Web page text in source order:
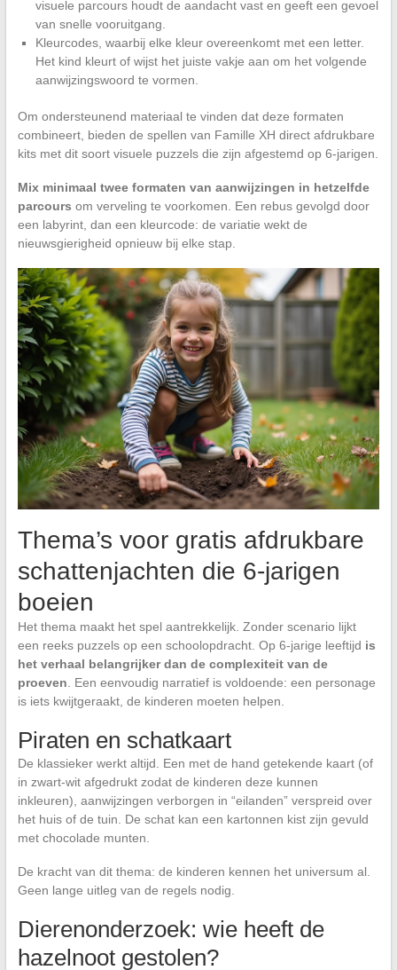
visuele parcours houdt de aandacht vast en geeft een gevoel
van snelle vooruitgang.
Kleurcodes, waarbij elke kleur overeenkomt met een letter.
Het kind kleurt of wijst het juiste vakje aan om het volgende
aanwijzingswoord te vormen.
Om ondersteunend materiaal te vinden dat deze formaten
combineert, bieden de spellen van Famille XH direct afdrukbare
kits met dit soort visuele puzzels die zijn afgestemd op 6-jarigen.
Mix minimaal twee formaten van aanwijzingen in hetzelfde
parcours om verveling te voorkomen. Een rebus gevolgd door
een labyrint, dan een kleurcode: de variatie wekt de
nieuwsgierigheid opnieuw bij elke stap.
Thema’s voor gratis afdrukbare
schattenjachten die 6-jarigen
boeien
Het thema maakt het spel aantrekkelijk. Zonder scenario lijkt
een reeks puzzels op een schoolopdracht. Op 6-jarige leeftijd is
het verhaal belangrijker dan de complexiteit van de
proeven . Een eenvoudig narratief is voldoende: een personage
is iets kwijtgeraakt, de kinderen moeten helpen.
Piraten en schatkaart
De klassieker werkt altijd. Een met de hand getekende kaart (of
in zwart-wit afgedrukt zodat de kinderen deze kunnen
inkleuren), aanwijzingen verborgen in “eilanden” verspreid over
het huis of de tuin. De schat kan een kartonnen kist zijn gevuld
met chocolade munten.
De kracht van dit thema: de kinderen kennen het universum al.
Geen lange uitleg van de regels nodig.
Dierenonderzoek: wie heeft de
hazelnoot gestolen?